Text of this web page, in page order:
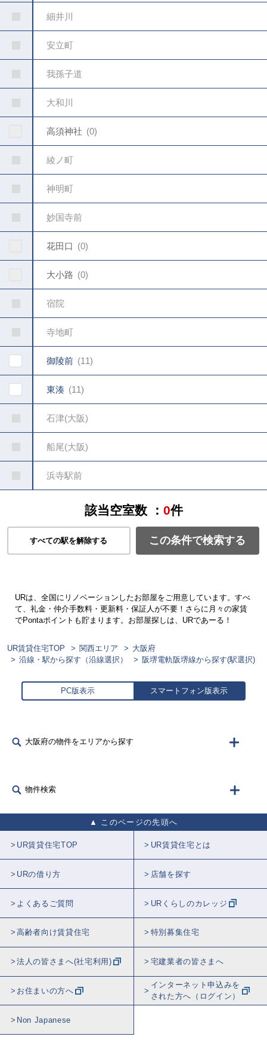
細井川
安立町
我孫子道
大和川
高須神社 0
綾ノ町
神明町
妙国寺前
花田口 0
大小路 0
宿院
寺地町
御陵前 11
東湊 11
石津(大阪)
船尾(大阪)
浜寺駅前
該当空室数 ： 0件
すべての駅を解除する この条件で検索する
URは、全国にリノベーションしたお部屋をご用意しています。すべ
て、礼金・仲介手数料・更新料・保証人が不要！さらに月々の家賃
でPontaポイントも貯まります。お部屋探しは、URであーる！
UR賃貸住宅TOP 関西エリア
大阪府
沿線・駅から探す（沿線選択）
阪堺電軌阪堺線から探す(駅選択)
PC版表示 スマートフォン版表示
大阪府の物件をエリアから探す
物件検索
このページの先頭へ
UR賃貸住宅TOP UR賃貸住宅とは
URの借り方 店舗を探す
よくあるご質問 URくらしのカレッジ
高齢者向け賃貸住宅 特別募集住宅
法人の皆さまへ(社宅利用) 宅建業者の皆さまへ
お住まいの方へ
インターネット申込みを
された方へ（ログイン）
Non Japanese